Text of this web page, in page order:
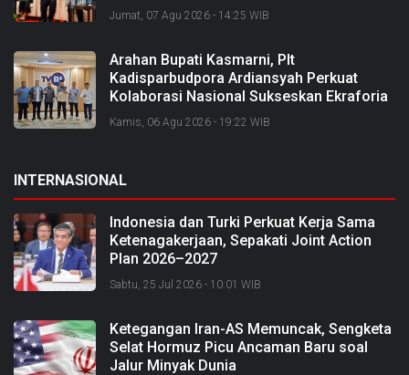
Jumat, 07 Agu 2026 - 14:25 WIB
Arahan Bupati Kasmarni, Plt
Kadisparbudpora Ardiansyah Perkuat
Kolaborasi Nasional Sukseskan Ekraforia
2026 dan Bangun Bengkalis sebagai
Kabupaten Kreatif
Kamis, 06 Agu 2026 - 19:22 WIB
INTERNASIONAL
Indonesia dan Turki Perkuat Kerja Sama
Ketenagakerjaan, Sepakati Joint Action
Plan 2026–2027
Sabtu, 25 Jul 2026 - 10:01 WIB
Ketegangan Iran-AS Memuncak, Sengketa
Selat Hormuz Picu Ancaman Baru soal
Jalur Minyak Dunia